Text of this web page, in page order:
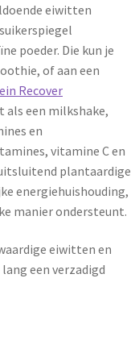
eiwitten
poeder. Die kun je
of aan een
Recover
als een milkshake,
en
vitamine C en
plantaardige
energiehuishouding,
manier ondersteunt.
eiwitten en
een verzadigd